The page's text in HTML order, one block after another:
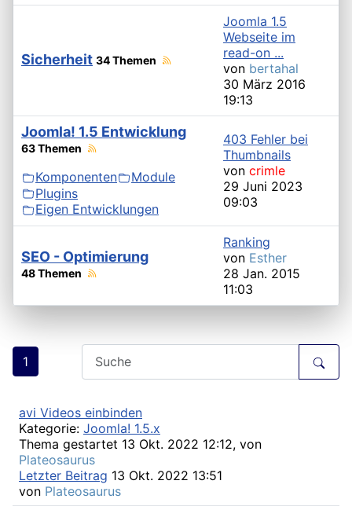
Sicherheit 34 Themen
Joomla 1.5
Webseite im
read-on ...
von bertahal
30 März 2016
19:13
Joomla! 1.5 Entwicklung
63 Themen
Komponenten
Module
Plugins
Eigen Entwicklungen
403 Fehler bei
Thumbnails
von crimle
29 Juni 2023
09:03
SEO - Optimierung
48 Themen
Ranking
von Esther
28 Jan. 2015
11:03
1
avi Videos einbinden
Kategorie: Joomla! 1.5.x
Thema gestartet 13 Okt. 2022 12:12, von
Plateosaurus
Letzter Beitrag 13 Okt. 2022 13:51
von Plateosaurus